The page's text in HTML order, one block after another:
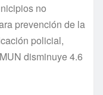
no
prevención de la
policial,
disminuye 4.6